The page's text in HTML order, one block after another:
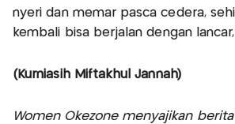
nyeri dan memar pasca cedera,
kembali bisa berjalan dengan
(Kurniasih Miftakhul Jannah)
Women Okezone menyajikan